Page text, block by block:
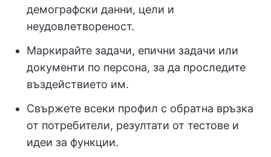
демографски данни, цели и
неудовлетвореност.
Маркирайте задачи, епични задачи или
документи по персона, за да проследите
въздействието им.
Свържете всеки профил с обратна връзка
от потребители, резултати от тестове и
идеи за функции.